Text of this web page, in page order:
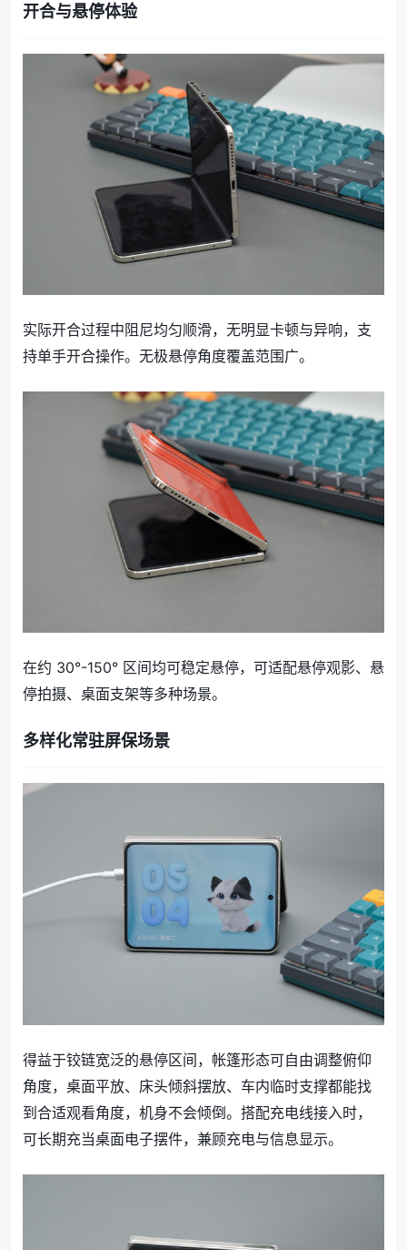
开合与悬停体验
实际开合过程中阻尼均匀顺滑，无明显卡顿与异响，支
持单手开合操作。无极悬停角度覆盖范围广。
在约 30°-150° 区间均可稳定悬停，可适配悬停观影、悬
停拍摄、桌面支架等多种场景。
多样化常驻屏保场景
得益于铰链宽泛的悬停区间，帐篷形态可自由调整俯仰
角度，桌面平放、床头倾斜摆放、车内临时支撑都能找
到合适观看角度，机身不会倾倒。搭配充电线接入时，
可长期充当桌面电子摆件，兼顾充电与信息显示。